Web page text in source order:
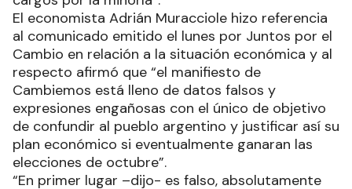
El economista Adrián Muracciole hizo referencia
al comunicado emitido el lunes por Juntos por el
Cambio en relación a la situación económica y al
respecto afirmó que “el manifiesto de
Cambiemos está lleno de datos falsos y
expresiones engañosas con el único de objetivo
de confundir al pueblo argentino y justificar así su
plan económico si eventualmente ganaran las
elecciones de octubre”.
“En primer lugar –dijo- es falso, absolutamente